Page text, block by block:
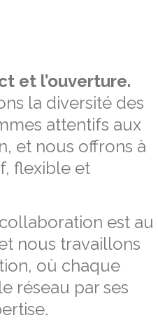
et l’ouverture.
la diversité des
attentifs aux
et nous offrons à
flexible et
est au
nous travaillons
où chaque
réseau par ses